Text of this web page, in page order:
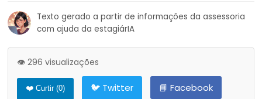
Texto gerado a partir de informações da assessoria
com ajuda da estagiárIA
👁️ 296 visualizações
❤️ Curtir (0) 🐦 Twitter
📘 Facebook